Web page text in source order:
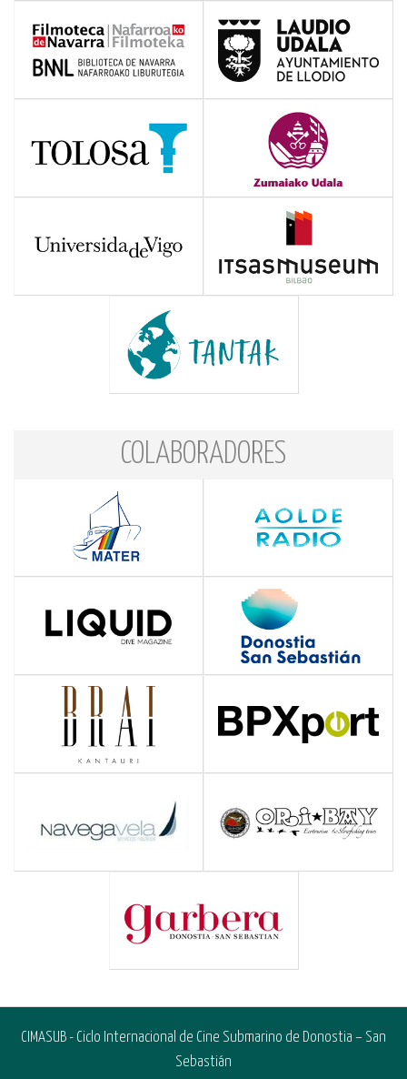
COLABORADORES
CIMASUB - Ciclo Internacional de Cine Submarino de Donostia – San
Sebastián